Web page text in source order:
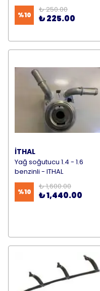
%10
₺ 250.00
₺ 225.00
İTHAL
Yağ soğutucu 1.4 - 1.6
benzinli - ITHAL
%10
₺ 1,600.00
₺ 1,440.00